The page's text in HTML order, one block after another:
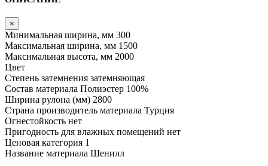
×
Минимальная ширина, мм 300
Максимальная ширина, мм 1500
Максимальная высота, мм 2000
Цвет
Степень затемнения затемняющая
Состав материала Полиэстер 100%
Ширина рулона (мм) 2800
Страна производитель материала Турция
Огнестойкость нет
Пригодность для влажных помещений нет
Ценовая категория 1
Название материала Шенилл